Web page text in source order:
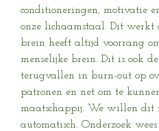
conditioneringen, motivatie
onze lichaamstaal. Dit werkt
brein heeft altijd voorrang
menselijke brein. Dit is ook
terugvallen in burn-out op
patronen en net om te
maatschappij. We willen dit
automatisch. Onderzoek